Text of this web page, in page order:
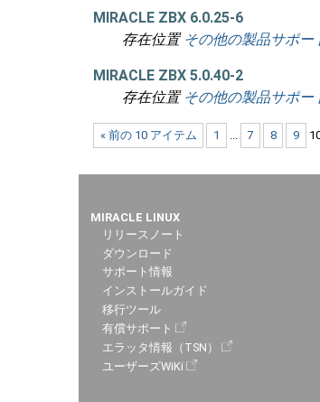
MIRACLE ZBX 6.0.25-6
存在位置 その他の製品サポー
MIRACLE ZBX 5.0.40-2
存在位置 その他の製品サポー
« 前の 10 アイテム 1 ... 7 8 9
MIRACLE LINUX
リリースノート
ダウンロード
サポート情報
インストールガイド
移行ツール
有償サポート
エラッタ情報（TSN）
ユーザーズWiKi